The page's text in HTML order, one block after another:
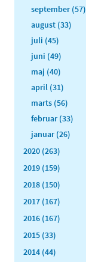
september (57)
august (33)
juli (45)
juni (49)
maj (40)
april (31)
marts (56)
februar (33)
januar (26)
2020 (263)
2019 (159)
2018 (150)
2017 (167)
2016 (167)
2015 (33)
2014 (44)